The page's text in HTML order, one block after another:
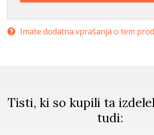
Imate dodatna vprašanja o tem
Tisti, ki so kupili ta
tudi: